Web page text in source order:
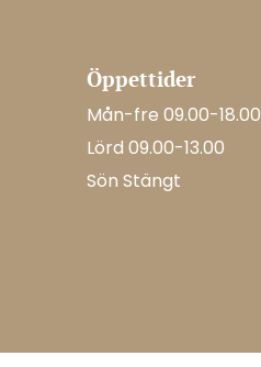
Öppettider
Mån-fre 09.00-18.00
Lörd 09.00-13.00
Sön Stängt